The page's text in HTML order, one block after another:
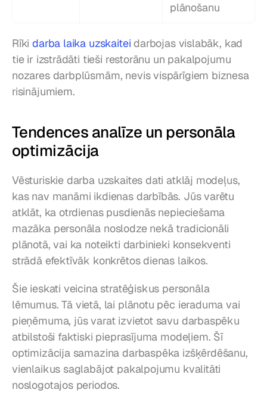
plānošanu
Rīki darba laika uzskaitei darbojas vislabāk, kad
tie ir izstrādāti tieši restorānu un pakalpojumu
nozares darbplūsmām, nevis vispārīgiem biznesa
risinājumiem.
Tendences analīze un personāla
optimizācija
Vēsturiskie darba uzskaites dati atklāj modeļus,
kas nav manāmi ikdienas darbībās. Jūs varētu
atklāt, ka otrdienas pusdienās nepieciešama
mazāka personāla noslodze nekā tradicionāli
plānotā, vai ka noteikti darbinieki konsekventi
strādā efektīvāk konkrētos dienas laikos.
Šie ieskati veicina stratēģiskus personāla
lēmumus. Tā vietā, lai plānotu pēc ieraduma vai
pieņēmuma, jūs varat izvietot savu darbaspēku
atbilstoši faktiski pieprasījuma modeļiem. Šī
optimizācija samazina darbaspēka izšķērdēšanu,
vienlaikus saglabājot pakalpojumu kvalitāti
noslogotajos periodos.